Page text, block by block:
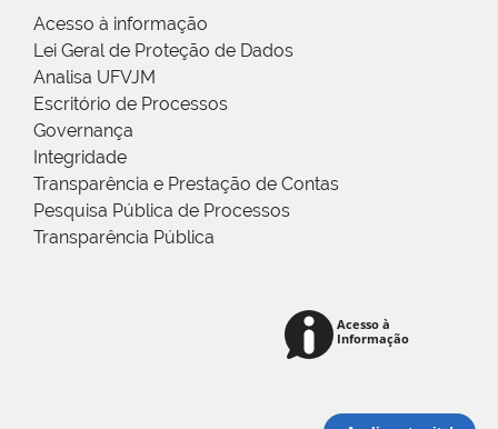
Acesso à informação
Lei Geral de Proteção de Dados
Analisa UFVJM
Escritório de Processos
Governança
Integridade
Transparência e Prestação de Contas
Pesquisa Pública de Processos
Transparência Pública